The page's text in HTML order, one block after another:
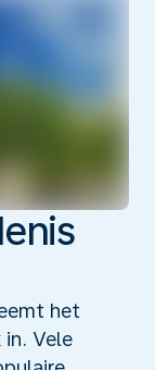
het
Vele